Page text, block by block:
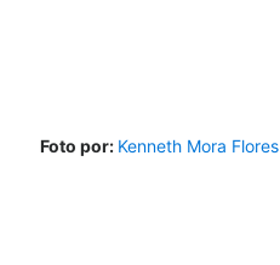
Foto por: Kenneth Mora Flores